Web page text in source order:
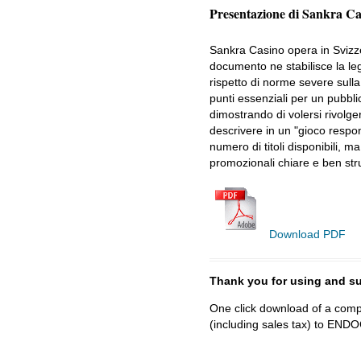
Presentazione di Sankra
Sankra Casino opera in
documento ne stabilisce la
rispetto di norme severe
punti essenziali per un
dimostrando di volersi
descrivere in un "gioco
numero di titoli disponibili,
promozionali chiare e ben
Download PDF
Thank you for using and
One click download of a
(including sales tax) to